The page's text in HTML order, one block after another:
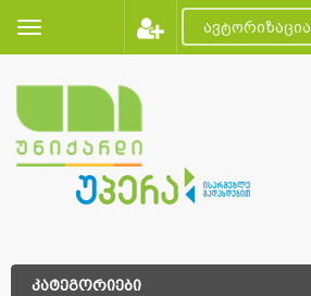
ავტორიზაცია
კატეგორიები